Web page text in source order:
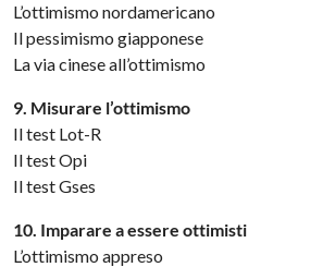
L’ottimismo nordamericano
Il pessimismo giapponese
La via cinese all’ottimismo
9. Misurare l’ottimismo
Il test Lot-R
Il test Opi
Il test Gses
10. Imparare a essere ottimisti
L’ottimismo appreso